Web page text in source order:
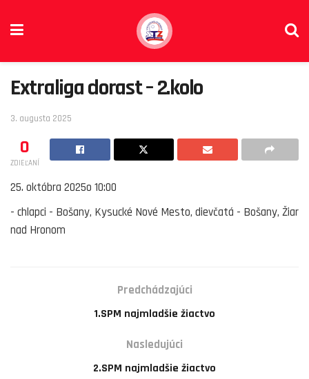
Extraliga dorast – 2.kolo
3. augusta 2025
0
ZDIEĽANÍ
25. októbra 2025o 10:00
- chlapci - Bošany, Kysucké Nové Mesto, dievčatá - Bošany, Žiar
nad Hronom
Predchádzajúci
1.SPM najmladšie žiactvo
Nasledujúci
2.SPM najmladšie žiactvo